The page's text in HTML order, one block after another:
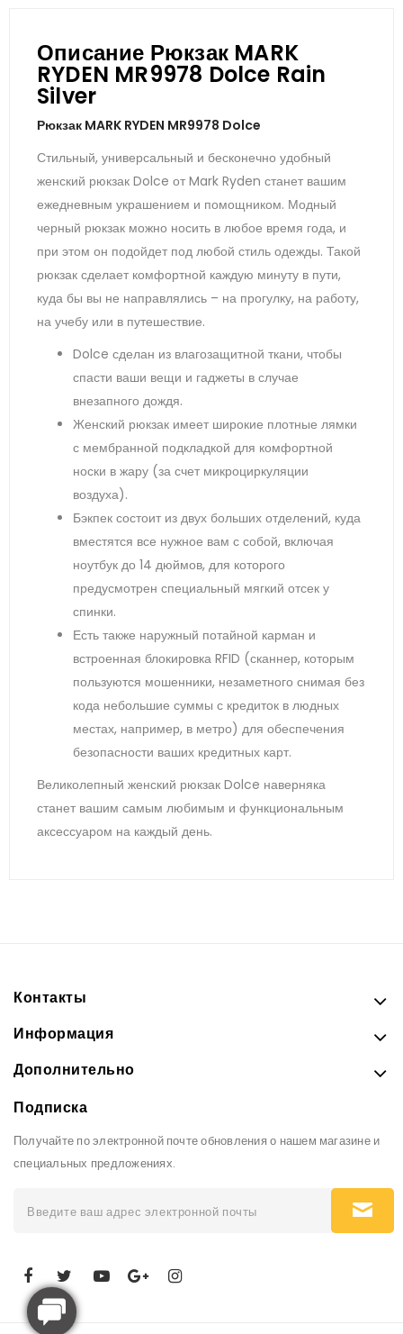
Описание Рюкзак MARK
RYDEN MR9978 Dolce Rain
Silver
Рюкзак MARK RYDEN MR9978 Dolce
Стильный, универсальный и бесконечно удобный
женский рюкзак Dolce от Mark Ryden станет вашим
ежедневным украшением и помощником. Модный
черный рюкзак можно носить в любое время года, и
при этом он подойдет под любой стиль одежды. Такой
рюкзак сделает комфортной каждую минуту в пути,
куда бы вы не направлялись – на прогулку, на работу,
на учебу или в путешествие.
Dolce сделан из влагозащитной ткани, чтобы
спасти ваши вещи и гаджеты в случае
внезапного дождя.
Женский рюкзак имеет широкие плотные лямки
с мембранной подкладкой для комфортной
носки в жару (за счет микроциркуляции
воздуха).
Бэкпек состоит из двух больших отделений, куда
вместятся все нужное вам с собой, включая
ноутбук до 14 дюймов, для которого
предусмотрен специальный мягкий отсек у
спинки.
Есть также наружный потайной карман и
встроенная блокировка RFID (сканнер, которым
пользуются мошенники, незаметного снимая без
кода небольшие суммы с кредиток в людных
местах, например, в метро) для обеспечения
безопасности ваших кредитных карт.
Великолепный женский рюкзак Dolce наверняка
станет вашим самым любимым и функциональным
аксессуаром на каждый день.
Контакты
Информация
Дополнительно
Подписка
Получайте по электронной почте обновления о нашем магазине и
специальных предложениях.